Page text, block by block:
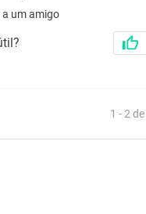
a um amigo
1 - 2de